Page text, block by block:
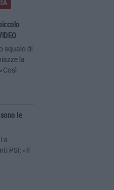
squalo di
la
le
a
PSI: «Il